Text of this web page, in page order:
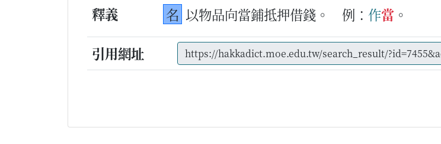
釋義
名 以物品向當鋪抵押借錢。 例： 作當 。
引用網址